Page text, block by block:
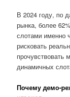
В 2024 году, по
рынка, более
слотами именно
рисковать
прочувствовать
динамичных
Почему демо-